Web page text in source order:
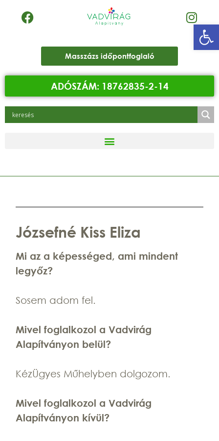
Masszázs időpontfoglaló
ADÓSZÁM: 18762835-2-14
Józsefné Kiss Eliza
Mi az a képességed, ami mindent
legyőz?
Sosem adom fel.
Mivel foglalkozol a Vadvirág
Alapítványon belül?
KézÜgyes Műhelyben dolgozom.
Mivel foglalkozol a Vadvirág
Alapítványon kívül?